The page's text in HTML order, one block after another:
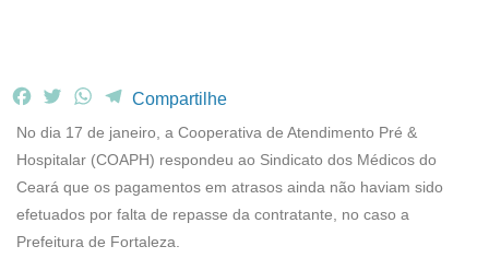
F
c
e
b
o
o
T
i
t
t
e
r
W
a
t
s
A
p
T
l
e
g
r
a
Compartilhe
No dia 17 de janeiro, a Cooperativa de Atendimento Pré &
Hospitalar (COAPH) respondeu ao Sindicato dos Médicos do
Ceará que os pagamentos em atrasos ainda não haviam sido
efetuados por falta de repasse da contratante, no caso a
Prefeitura de Fortaleza.